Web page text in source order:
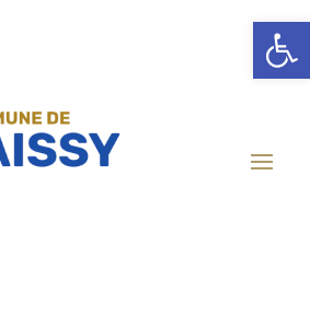
Ouvrir